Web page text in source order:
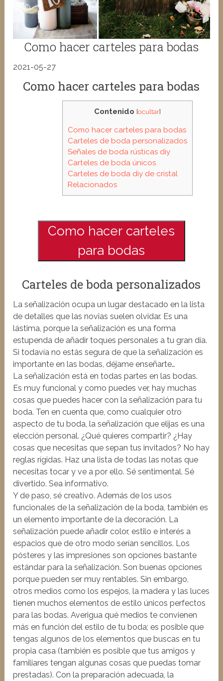
Como hacer carteles para bodas
2021-05-27
Como hacer carteles para bodas
Contenido [ocultar]
Como hacer carteles para bodas
Carteles de boda personalizados
Señales de boda rústicas diy
Carteles de boda únicos
Carteles de boda diy de cristal
Relacionados
Como hacer carteles
para bodas
Carteles de boda personalizados
La señalización ocupa un lugar destacado en la lista
de detalles que las novias suelen olvidar. Es una
lástima, porque la señalización es una forma
estupenda de añadir toques personales a tu gran día.
Si todavía no estás segura de que la señalización es
importante en las bodas, déjame enseñarte…
La señalización está en todas partes en las bodas.
Es muy funcional y como puedes ver, hay muchas
cosas que puedes hacer con la señalización para tu
boda. Ten en cuenta que, como cualquier otro
aspecto de tu boda, la señalización que elijas es una
elección personal. ¿Qué quieres compartir? ¿Hay
cosas que necesitas que sepan tus invitados? No hay
reglas rígidas. Haz una lista de todas las notas que
necesitas tocar y ve a por ello. Sé sentimental. Sé
divertido. Sea informativo.
Y de paso, sé creativo. Además de los usos
funcionales de la señalización de la boda, también es
un elemento importante de la decoración. La
señalización puede añadir color, estilo e interés a
espacios que de otro modo serían sencillos. Los
pósteres y las impresiones son opciones bastante
estándar para la señalización. Son buenas opciones
porque pueden ser muy rentables. Sin embargo,
otros medios como los espejos, la madera y las luces
tienen muchos elementos de estilo únicos perfectos
para las bodas. Averigua qué medios te convienen
más en función del estilo de tu boda; es posible que
tengas algunos de los elementos que buscas en tu
propia casa (también es posible que tus amigos y
familiares tengan algunas cosas que puedas tomar
prestadas). Con la preparación adecuada, la